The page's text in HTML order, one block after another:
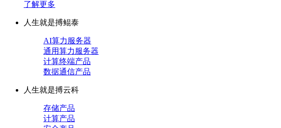
了解更多
人生就是搏鲲泰
AI算力服务器
通用算力服务器
计算终端产品
数据通信产品
人生就是搏云科
存储产品
计算产品